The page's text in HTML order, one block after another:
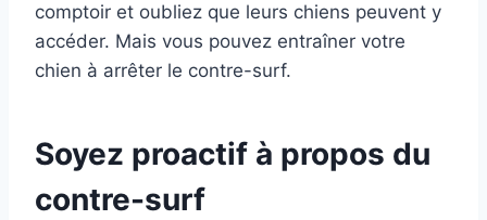
comptoir et oubliez que leurs chiens peuvent y
accéder. Mais vous pouvez entraîner votre
chien à arrêter le contre-surf.
Soyez proactif à propos du
contre-surf